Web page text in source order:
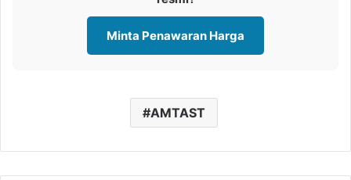
Minta Penawaran Harga
AMTAST